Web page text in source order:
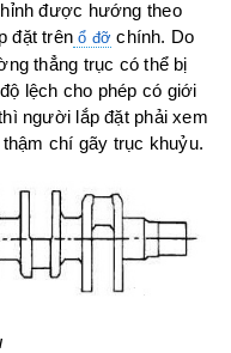
được hướng theo
đặt trên ổ đỡ chính. Do
thẳng trục có thể bị
lệch cho phép có giới
người lắp đặt phải xem
chí gãy trục khuỷu.